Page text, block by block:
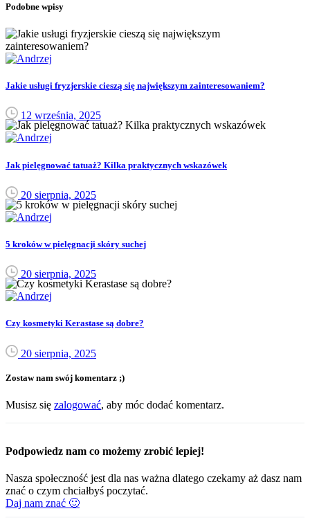
Podobne wpisy
Jakie usługi fryzjerskie cieszą się największym zainteresowaniem?
12 września, 2025
Jak pielęgnować tatuaż? Kilka praktycznych wskazówek
20 sierpnia, 2025
5 kroków w pielęgnacji skóry suchej
20 sierpnia, 2025
Czy kosmetyki Kerastase są dobre?
20 sierpnia, 2025
Zostaw nam swój komentarz ;)
Musisz się zalogować, aby móc dodać komentarz.
Podpowiedz nam co możemy zrobić lepiej!
Nasza społeczność jest dla nas ważna dlatego czekamy aż dasz nam
znać o czym chciałbyś poczytać.
Daj nam znać 🙂